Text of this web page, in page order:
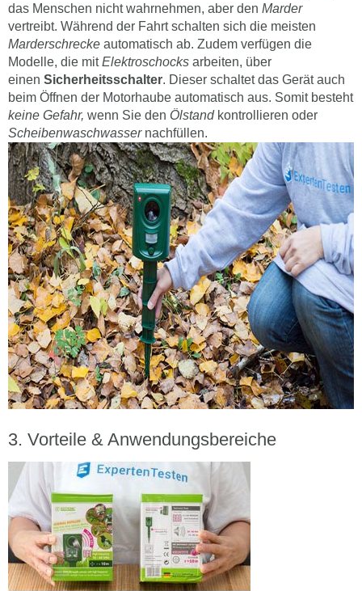
das Menschen nicht wahrnehmen, aber den Marder
vertreibt. Während der Fahrt schalten sich die meisten
Marderschrecke automatisch ab. Zudem verfügen die
Modelle, die mitElektroschocks arbeiten, über
einen Sicherheitsschalter. Dieser schaltet das Gerät auch
beim Öffnen der Motorhaube automatisch aus. Somit besteht
keine Gefahr, wenn Sie den Ölstandkontrollieren oder
Scheibenwaschwassernachfüllen.
Vorteile & Anwendungsbereiche